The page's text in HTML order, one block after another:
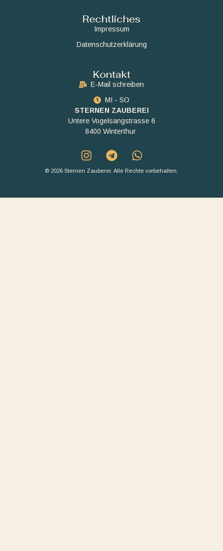
Rechtliches
Impressum
Datenschutzerklärung
Kontakt
E-Mail schreiben
MI - SO
STERNEN ZAUBEREI
Untere Vogelsangstrasse 6
8400 Winterthur
© 2026 Sternen Zauberei. Alle Rechte vorbehalten.